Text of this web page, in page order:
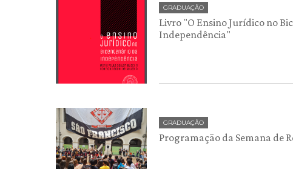
GRADUAÇÃO
Livro "O Ensino Jurídico no
Independência"
GRADUAÇÃO
Programação da Semana de